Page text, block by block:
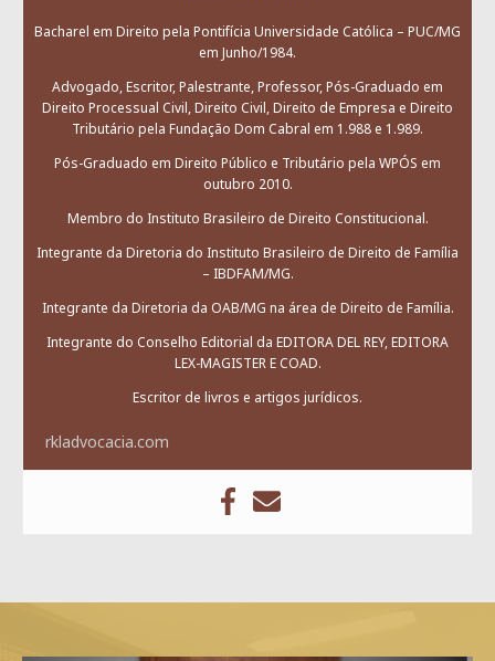
Bacharel em Direito pela Pontifícia Universidade Católica – PUC/MG
em Junho/1984.
Advogado, Escritor, Palestrante, Professor, Pós-Graduado em
Direito Processual Civil, Direito Civil, Direito de Empresa e Direito
Tributário pela Fundação Dom Cabral em 1.988 e 1.989.
Pós-Graduado em Direito Público e Tributário pela WPÓS em
outubro 2010.
Membro do Instituto Brasileiro de Direito Constitucional.
Integrante da Diretoria do Instituto Brasileiro de Direito de Família
– IBDFAM/MG.
Integrante da Diretoria da OAB/MG na área de Direito de Família.
Integrante do Conselho Editorial da EDITORA DEL REY, EDITORA
LEX-MAGISTER E COAD.
Escritor de livros e artigos jurídicos.
rkladvocacia.com